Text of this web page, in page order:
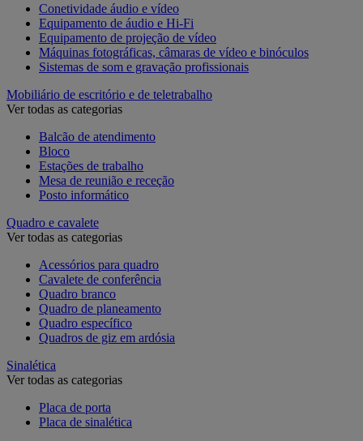
Conetividade áudio e vídeo
Equipamento de áudio e Hi-Fi
Equipamento de projeção de vídeo
Máquinas fotográficas, câmaras de vídeo e binóculos
Sistemas de som e gravação profissionais
Mobiliário de escritório e de teletrabalho
Ver todas as categorias
Balcão de atendimento
Bloco
Estações de trabalho
Mesa de reunião e receção
Posto informático
Quadro e cavalete
Ver todas as categorias
Acessórios para quadro
Cavalete de conferência
Quadro branco
Quadro de planeamento
Quadro específico
Quadros de giz em ardósia
Sinalética
Ver todas as categorias
Placa de porta
Placa de sinalética